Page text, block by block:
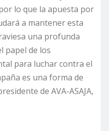
lo que la apuesta por
a mantener esta
una profunda
papel de los
para luchar contra el
es una forma de
de AVA-ASAJA,